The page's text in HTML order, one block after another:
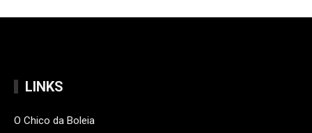
LINKS
O Chico da Boleia